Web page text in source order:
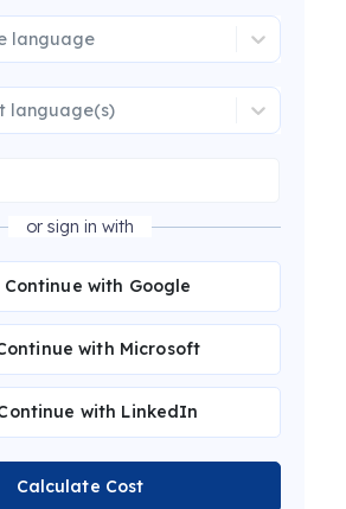
language
language(s)
or sign in with
Continue with Google
with Microsoft
with LinkedIn
Calculate Cost